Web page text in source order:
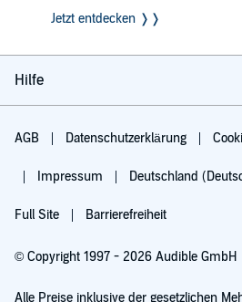
Jetzt entdecken ❭❭
Hilfe
AGB Datenschutzerklärung
Impressum Deutschland
Full Site Barrierefreiheit
© Copyright 1997 - 2026 Audible GmbH
Alle Preise inklusive der gesetzlichen